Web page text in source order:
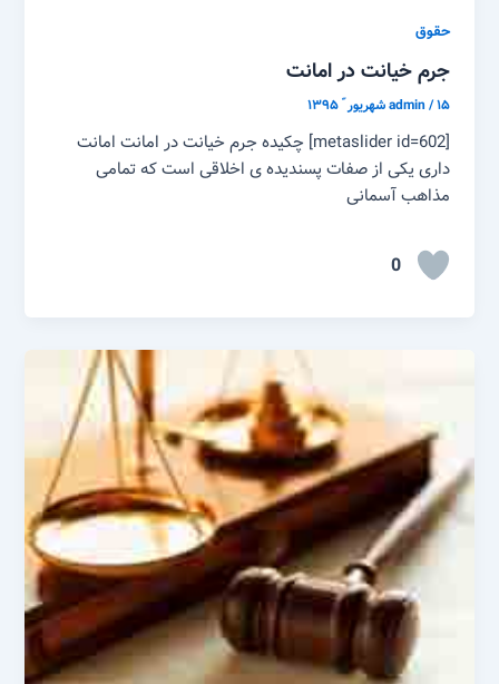
حقوق
جرم خیانت در امانت
admin/۱۵ شهریور ّ ۱۳۹۵
[metaslider id=602] چکیده جرم خیانت در امانت امانت
داری یکی از صفات پسندیده ی اخلاقی است که تمامی
مذاهب آسمانی
0